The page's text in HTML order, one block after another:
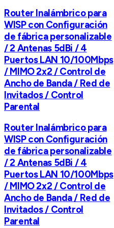
Router Inalámbrico para
WISP con Configuración
de fábrica personalizable
/ 2 Antenas 5dBi / 4
Puertos LAN 10/100Mbps
/ MIMO 2x2 / Control de
Ancho de Banda / Red de
Invitados / Control
Parental
Router Inalámbrico para
WISP con Configuración
de fábrica personalizable
/ 2 Antenas 5dBi / 4
Puertos LAN 10/100Mbps
/ MIMO 2x2 / Control de
Ancho de Banda / Red de
Invitados / Control
Parental